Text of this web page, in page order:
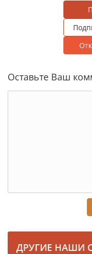
Оставьте Ваш
ДРУГИЕ НАШИ